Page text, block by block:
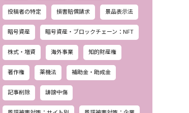
投稿者の特定 損害賠償請求 景品表示法
暗号資産 暗号資産・ブロックチェーン：NFT
株式・増資 海外事業 知的財産権
著作権 薬機法 補助金・助成金
記事削除 誹謗中傷